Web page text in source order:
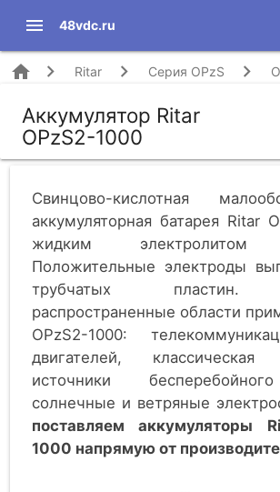
menu 48vdc.ru
home Ritar Серия OPzS
Аккумулятор Ritar
OPzS2-1000
Свинцово-кислотная
аккумуляторная батарея Ritar
жидким электролитом
Положительные электроды
трубчатых плаcтин.
распространенные области
OPzS2-1000:
двигателей, классическая
источники
солнечные и ветряные
поставляем аккумуляторы
1000 напрямую от